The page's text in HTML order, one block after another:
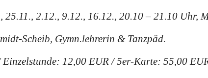
2.12., 9.12., 16.12., 20.10 – 21.10 Uhr,
Scheib, Gymn.lehrerin & Tanzpäd.
12,00 EUR / 5er-Karte: 55,00